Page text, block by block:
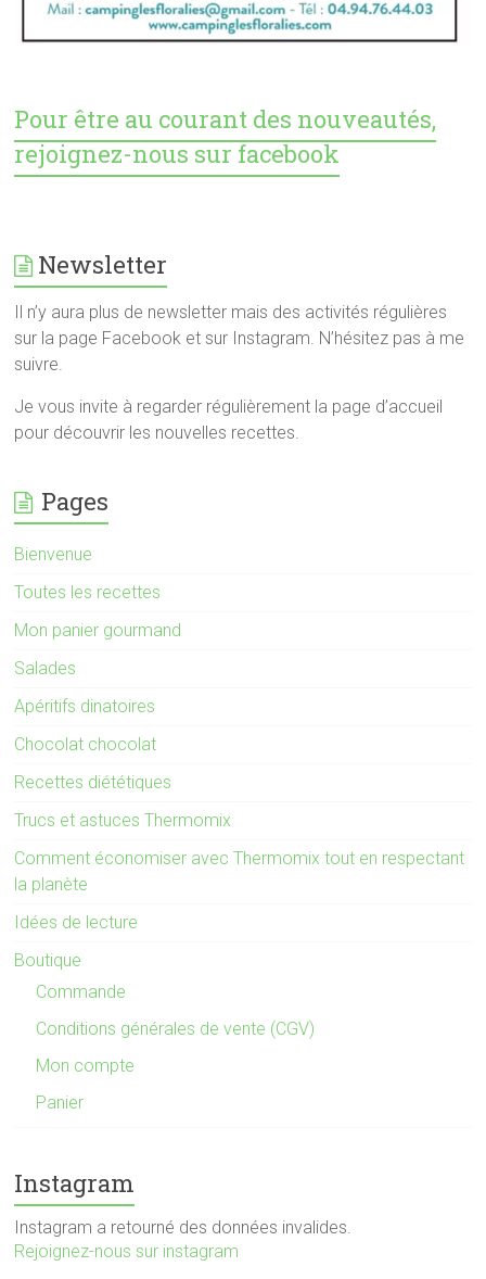
Pour être au courant des nouveautés,
rejoignez-nous sur facebook
Newsletter
Il n’y aura plus de newsletter mais des activités régulières
sur la page Facebook et sur Instagram. N’hésitez pas à me
suivre.
Je vous invite à regarder régulièrement la page d’accueil
pour découvrir les nouvelles recettes.
Pages
Bienvenue
Toutes les recettes
Mon panier gourmand
Salades
Apéritifs dinatoires
Chocolat chocolat
Recettes diététiques
Trucs et astuces Thermomix
Comment économiser avec Thermomix tout en respectant
la planète
Idées de lecture
Boutique
Commande
Conditions générales de vente (CGV)
Mon compte
Panier
Instagram
Instagram a retourné des données invalides.
Rejoignez-nous sur instagram